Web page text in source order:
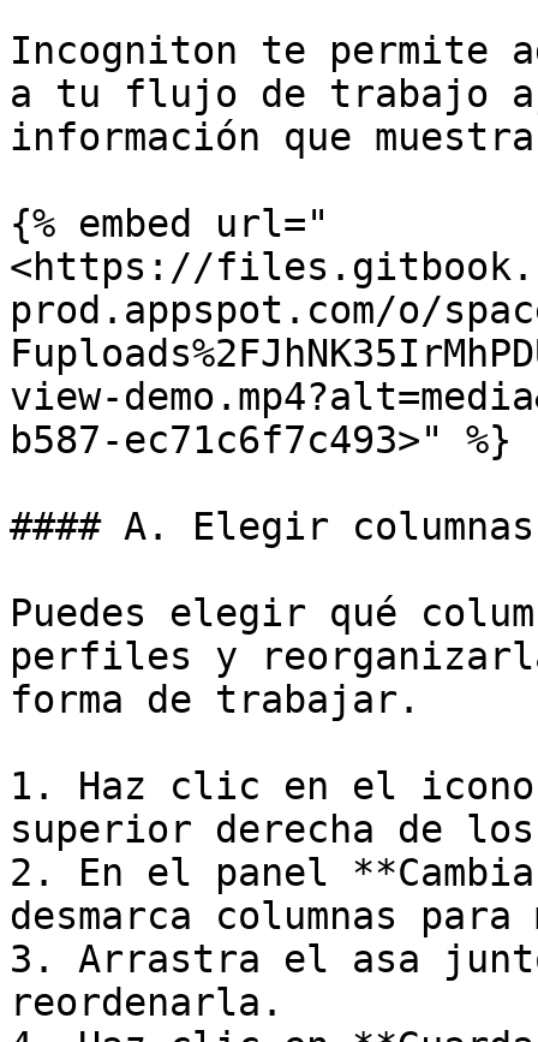
Incogniton te
a tu flujo de trabajo
información que
{% embed url="
<https://
prod.appspot.com/o/
view-
b587-ec71c6f7c493>" %}
#### A. Elegir
Puedes elegir qué
perfiles y
forma de trabajar.
1. Haz clic en el
superior derecha de los
2. En el panel
desmarca columnas
3. Arrastra el asa
reordenarla.